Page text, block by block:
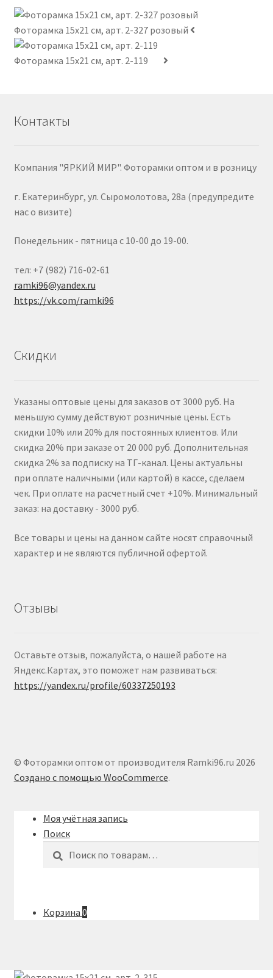
Фоторамка 15х21 см, арт. 2-327 розовый
Фоторамка 15х21 см, арт. 2-119
Контакты
Компания "ЯРКИЙ МИР". Фоторамки оптом и в розницу
г. Екатеринбург, ул. Сыромолотова, 28а (предупредите
нас о визите)
Понедельник - пятница с 10-00 до 19-00.
тел: +7 (982) 716-02-61
ramki96@yandex.ru
https://vk.com/ramki96
Скидки
Указаны оптовые цены для заказов от 3000 руб. На
меньшую сумму действуют розничные цены. Есть
скидки 10% или 20% для постоянных клиентов. Или
скидка 20% при заказе от 20 000 руб. Дополнительная
скидка 2% за подписку на ТГ-канал. Цены актуальны
при оплате наличными (или картой) в кассе, сделаем
чек. При оплате на расчетный счет +10%. Минимальный
заказ: на доставку - 3000 руб.
Все товары и цены на данном сайте носят справочный
характер и не являются публичной офертой.
Отзывы
Оставьте отзыв, пожалуйста, о нашей работе на
Яндекс.Картах, это поможет нам развиваться:
https://yandex.ru/profile/60337250193
© Фоторамки оптом от производителя Ramki96.ru 2026
Создано с помощью WooCommerce.
Моя учётная запись
Поиск
Корзина 0